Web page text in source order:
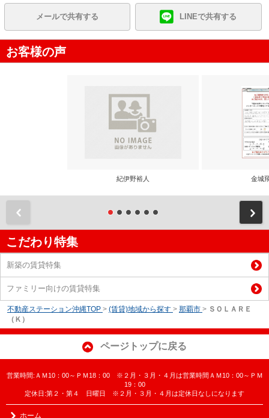
メールで共有する LINEで共有する
お客様の声
紀伊野裕人 金城
こだわり特集
新築の賃貸特集
ファミリー向けの賃貸特集
不動産ステーション沖縄TOP > (賃貸)地域から探す > 那覇市 > ＳＯＬＡＲＥ
（Ｋ）
ページトップに戻る
営業時間:ＡＭ10：00～ＰＭ18：00 ※２月・３月・４月は営業時間ＡＭ10：00～ＰＭ
19：00
定休日:第２・第４ 日曜日 ※２月・３月・４月は定休日なしになります
ホーム